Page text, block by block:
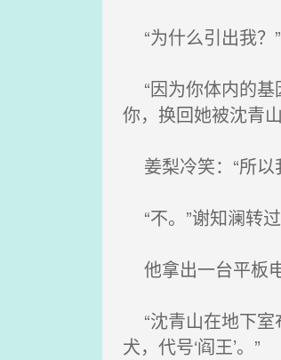
“为什么引出我？”
“因为你体内的基
你，换回她被沈青
姜梨冷笑：“所以
“不。”谢知澜转
他拿出一台平板
“沈青山在地下室
犬，代号‘阎王’。”